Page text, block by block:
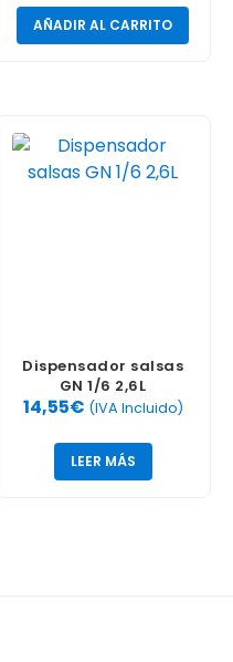
AÑADIR AL CARRITO
Dispensador salsas
GN 1/6 2,6L
14,55€ (IVA Incluido)
LEER MÁS